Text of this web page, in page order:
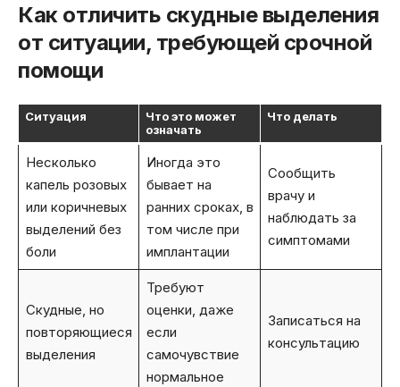
Как отличить скудные выделения
от ситуации, требующей срочной
помощи
Ситуация
Что это может
означать
Что делать
Несколько
капель розовых
или коричневых
выделений без
боли
Иногда это
бывает на
ранних сроках, в
том числе при
имплантации
Сообщить
врачу и
наблюдать за
симптомами
Скудные, но
повторяющиеся
выделения
Требуют
оценки, даже
если
самочувствие
нормальное
Записаться на
консультацию